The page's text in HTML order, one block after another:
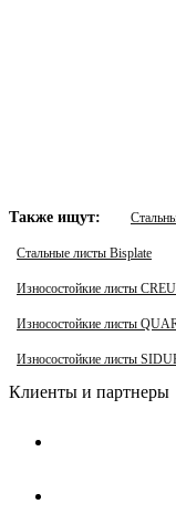
Также ищут:
Стальные листы Bisplate
Износостойкие листы
Износостойкие листы
Износостойкие листы
Клиенты и партнеры